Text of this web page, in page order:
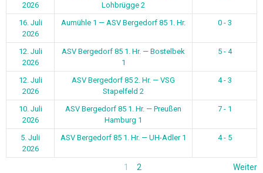
2026
Lohbrügge 2
16. Juli
2026
Aumühle 1 — ASV Bergedorf 85 1. Hr. 0 - 3
12. Juli
2026
ASV Bergedorf 85 1. Hr. — Bostelbek
1
5 - 4
12. Juli
2026
ASV Bergedorf 85 2. Hr. — VSG
Stapelfeld 2
4 - 3
10. Juli
2026
ASV Bergedorf 85 1. Hr. — Preußen
Hamburg 1
7 - 1
5. Juli
2026
ASV Bergedorf 85 1. Hr. — UH-Adler 1 4 - 5
1 2 Weiter